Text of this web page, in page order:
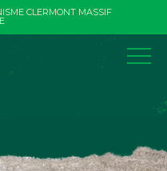
CLERMONT MASSIF